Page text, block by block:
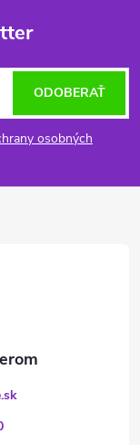
osobných
ODOBERAŤ